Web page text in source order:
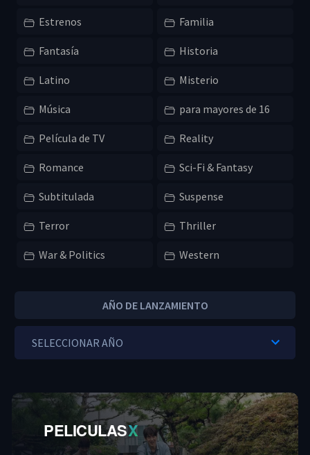
Estrenos Familia
Fantasía Historia
Latino Misterio
Música para mayores de 16
Película de TV Reality
Romance Sci-Fi & Fantasy
Subtitulada Suspense
Terror Thriller
War & Politics Western
AÑO DE LANZAMIENTO
PELICULASX